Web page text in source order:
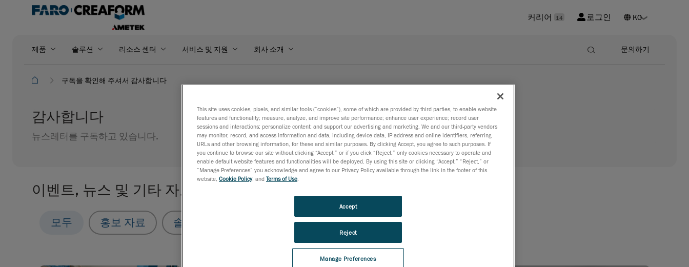
커리어 14 로그인
제품 솔루션 리소스 센터 서비스 및 지원 회사 소개 문의하기
구독을 확인해 주셔서 감사합니다
감사합니다
뉴스레터를 구독하고 있습니다.
이벤트, 뉴스 및 기타 자료
모두 홍보 자료 솔루션 비디오 웨비나
This site uses cookies, pixels, and similar tools (“cookies”), some of which are provided by third parties, to enable website
features and functionality; measure, analyze, and improve site performance; enhance user experience; record user
sessions and interactions; personalize content; and support our advertising and marketing. We and our third-party vendors
may monitor, record, and access information and data, including device data, IP address and online identifiers, referring
URLs and other browsing information, for these and similar purposes. By clicking Accept, you agree to such purposes. If
you continue to browse our site without clicking “Accept,” or if you click “Reject,” only cookies necessary to operate and
enable default website features and functionalities will be deployed. By using this site or clicking “Accept,” “Reject,” or
“Manage Preferences” you acknowledge and agree to our Privacy Policy available through the link in the footer of this
website, Cookie Policy, and Terms of Use
Manage Preferences
Reject
Accept